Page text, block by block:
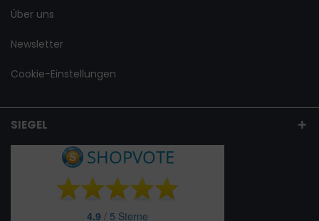
Über uns
Newsletter
Cookie-Einstellungen
SIEGEL